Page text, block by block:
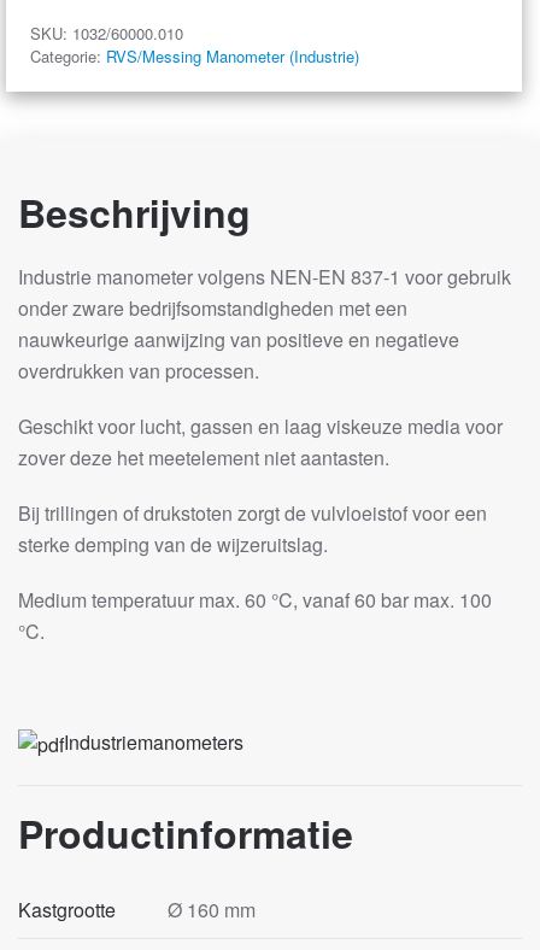
onderaansluiting
G1/2
aantal
SKU: 1032/60000.010
Categorie: RVS/Messing Manometer (Industrie)
Beschrijving
Industrie manometer volgens NEN-EN 837-1 voor gebruik
onder zware bedrijfsomstandigheden met een
nauwkeurige aanwijzing van positieve en negatieve
overdrukken van processen.
Geschikt voor lucht, gassen en laag viskeuze media voor
zover deze het meetelement niet aantasten.
Bij trillingen of drukstoten zorgt de vulvloeistof voor een
sterke demping van de wijzeruitslag.
Medium temperatuur max. 60 °C, vanaf 60 bar max. 100
°C.
Industriemanometers
Productinformatie
Kastgrootte Ø 160 mm